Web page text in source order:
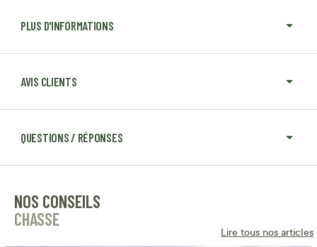
PLUS D'INFORMATIONS
AVIS CLIENTS
QUESTIONS / RÉPONSES
NOS CONSEILS
CHASSE
Lire tous nos articles